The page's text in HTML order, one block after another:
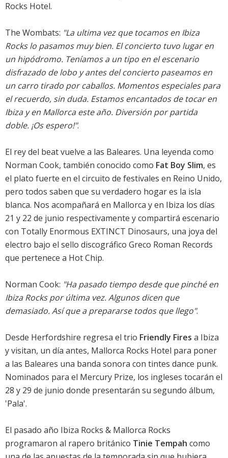
Rocks Hotel.
The Wombats: "La ultima vez que tocamos en Ibiza
Rocks lo pasamos muy bien. El concierto tuvo lugar en
un hipódromo. Teníamos a un tipo en el escenario
disfrazado de lobo y antes del concierto paseamos en
un carro tirado por caballos. Momentos especiales para
el recuerdo, sin duda. Estamos encantados de tocar en
Ibiza y en Mallorca este año. Diversión por partida
doble. ¡Os espero!".
El rey del beat vuelve a las Baleares. Una leyenda como
Norman Cook, también conocido como Fat Boy Slim, es
el plato fuerte en el circuito de festivales en Reino Unido,
pero todos saben que su verdadero hogar es la isla
blanca. Nos acompañará en Mallorca y en Ibiza los días
21 y 22 de junio respectivamente y compartirá escenario
con Totally Enormous EXTINCT Dinosaurs, una joya del
electro bajo el sello discográfico Greco Roman Records
que pertenece a Hot Chip.
Norman Cook: "Ha pasado tiempo desde que pinché en
Ibiza Rocks por última vez. Algunos dicen que
demasiado. Así que a prepararse todos que llego".
Desde Herfordshire regresa el trio Friendly Fires a Ibiza
y visitan, un día antes, Mallorca Rocks Hotel para poner
a las Baleares una banda sonora con tintes dance punk.
Nominados para el Mercury Prize, los ingleses tocarán el
28 y 29 de junio donde presentarán su segundo álbum,
'Pala'.
El pasado año Ibiza Rocks & Mallorca Rocks
programaron al rapero británico Tinie Tempah como